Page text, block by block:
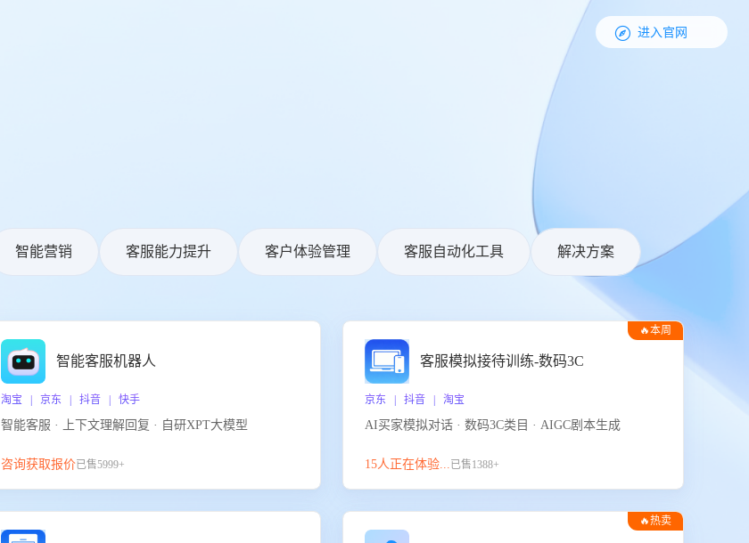
 进入官网
智能营销 客服能力提升 客户体验管理 客服自动化工具 解决方案
智能客服机器人
淘宝 | 京东 | 抖音 | 快手
智能客服 · 上下文理解回复 · 自研XPT大模型
咨询获取报价已售5999+
🔥本周
客服模拟接待训练-数码3C
京东 | 抖音 | 淘宝
AI买家模拟对话 · 数码3C类目 · AIGC剧本生成
15人正在体验...已售1388+
🔥热卖